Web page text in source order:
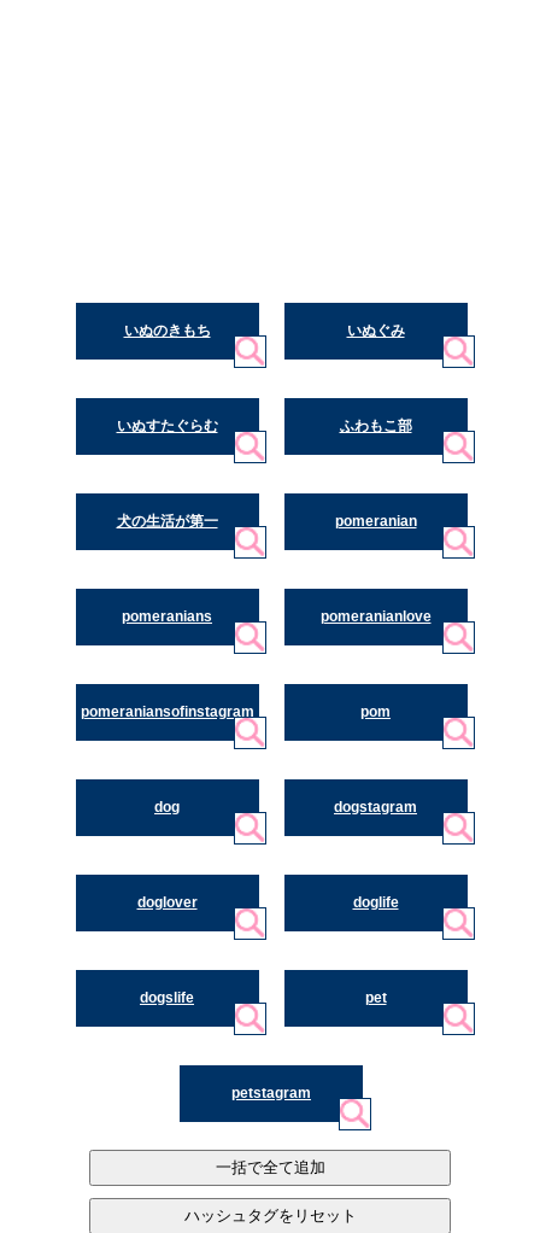
いぬのきもち いぬぐみ
いぬすたぐらむ ふわもこ部
犬の生活が第一 pomeranian
pomeranians pomeranianlove
pomeraniansofinstagram pom
dog dogstagram
doglover doglife
dogslife pet
petstagram